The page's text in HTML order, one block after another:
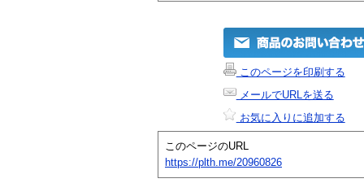
このページを印刷する
メールでURLを送る
お気に入りに追加する
このページのURL
https://plth.me/20960826